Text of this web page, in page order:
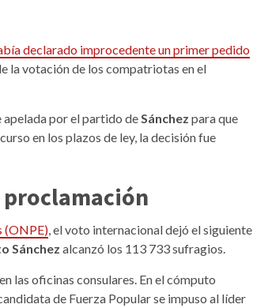
declarado improcedente un primer pedido
la votación de los compatriotas en el
por el partido de Sánchez para que
en los plazos de ley, la decisión fue
proclamación
(ONPE) , el voto internacional dejó el siguiente
Sánchez alcanzó los 113 733 sufragios.
las oficinas consulares. En el cómputo
de Fuerza Popular se impuso al líder